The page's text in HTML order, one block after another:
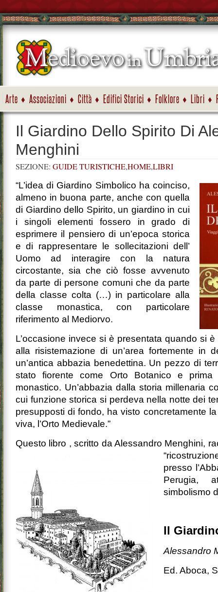
Arte Associazioni Città Edifici Storici Folklore Libri
Il Giardino Dello Spirito Di
Menghini
SEZIONE: GUIDE TURISTICHE,HOME,LIBRI
“L’idea di Giardino Simbolico ha coinciso,
almeno in buona parte, anche con quella
di Giardino dello Spirito, un giardino in cui
i singoli elementi fossero in grado di
esprimere il pensiero di un’epoca storica
e di rappresentare le sollecitazioni dell’
Uomo ad interagire con la natura
circostante, sia che ciò fosse avvenuto
da parte di persone comuni che da parte
della classe colta (…) in particolare alla
classe monastica, con particolare
riferimento al Mediorvo.
L’occasione invece si è presentata quando si
alla risistemazione di un’area fortemente in
un’antica abbazia benedettina. Un pezzo di
stato fiorente come Orto Botanico e prima
monastico. Un’abbazia dalla storia millenaria
cui funzione storica si perdeva nella notte dei
presupposti di fondo, ha visto concretamente
viva, l’Orto Medievale.”
Questo libro , scritto da Alessandro Menghini,
presso
Perugia,
simbolismo
Il
Alessandro
Ed. Aboca,